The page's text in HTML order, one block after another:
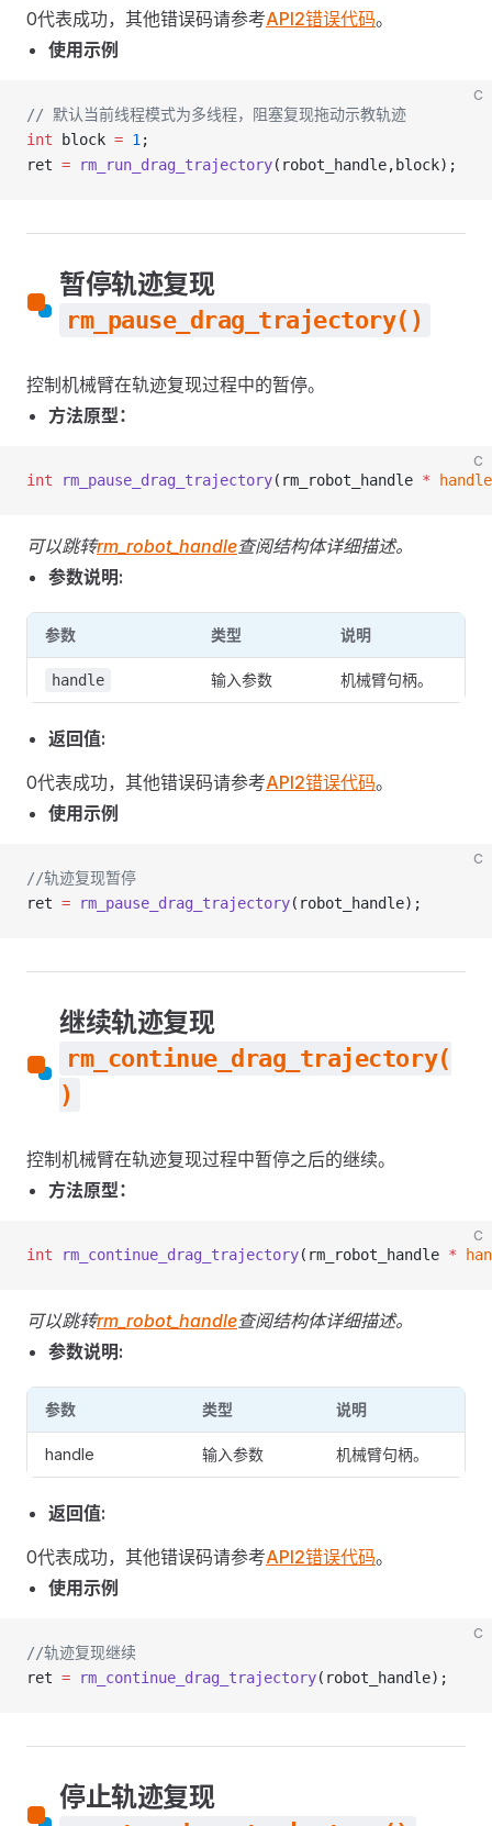
0代表成功，其他错误码请参考API2错误代码。
使用示例
C
// 默认当前线程模式为多线程，阻塞复现拖动示教轨迹
int block = 1 ;
ret = rm_run_drag_trajectory(robot_handle,block);
暂停轨迹复现
rm_pause_drag_trajectory()
控制机械臂在轨迹复现过程中的暂停。
方法原型：
C
int rm_pause_drag_trajectory(rm_robot_handle * handle
可以跳转rm_robot_handle查阅结构体详细描述。
参数说明:
参数 类型 说明
handle 输入参数 机械臂句柄。
返回值:
0代表成功，其他错误码请参考API2错误代码。
使用示例
C
//轨迹复现暂停
ret = rm_pause_drag_trajectory(robot_handle);
继续轨迹复现
rm_continue_drag_trajectory(
)
控制机械臂在轨迹复现过程中暂停之后的继续。
方法原型：
C
int rm_continue_drag_trajectory(rm_robot_handle *
可以跳转rm_robot_handle查阅结构体详细描述。
参数说明:
参数 类型 说明
handle 输入参数 机械臂句柄。
返回值:
0代表成功，其他错误码请参考API2错误代码。
使用示例
C
//轨迹复现继续
ret = rm_continue_drag_trajectory(robot_handle);
停止轨迹复现